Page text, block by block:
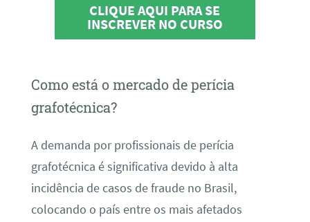
CLIQUE AQUI PARA SE
INSCREVER NO CURSO
Como está o mercado de perícia
grafotécnica?
A demanda por profissionais de perícia
grafotécnica é significativa devido à alta
incidência de casos de fraude no Brasil,
colocando o país entre os mais afetados